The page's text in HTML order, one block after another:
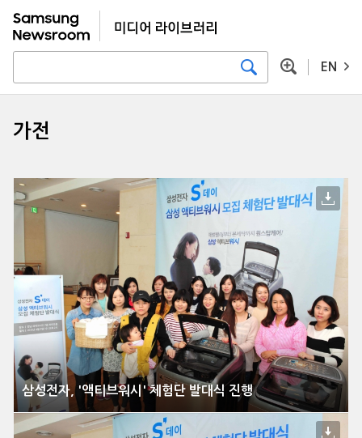
EN
가전
삼성전자, '액티브워시' 체험단 발대식 진행